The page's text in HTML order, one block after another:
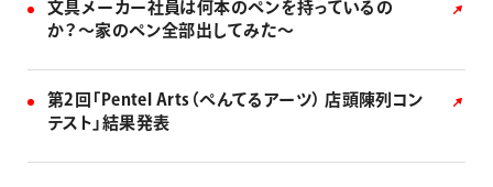
文具メーカー社員は何本のペンを持っているの
か？〜家のペン全部出してみた〜
第2回「Pentel Arts（ぺんてるアーツ） 店頭陳列コン
テスト」結果発表